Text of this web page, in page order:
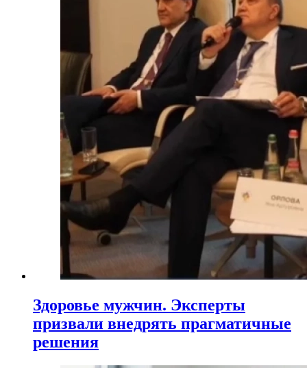
Здоровье мужчин. Эксперты
призвали внедрять прагматичные
решения